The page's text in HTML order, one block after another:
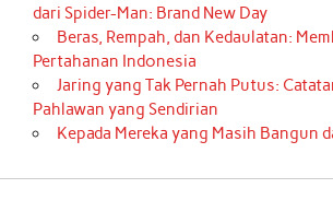
dari Spider-Man: Brand New Day
Beras, Rempah, dan Kedaulatan:
Pertahanan Indonesia
Jaring yang Tak Pernah Putus:
Pahlawan yang Sendirian
Kepada Mereka yang Masih Bangun